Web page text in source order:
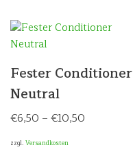
Fester Conditioner
Neutral
€6,50 – €10,50
zzgl. Versandkosten